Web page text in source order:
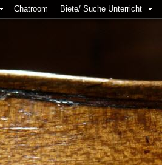
Chatroom Biete/ Suche Unterricht